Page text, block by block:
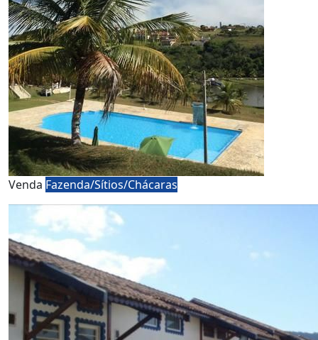
Venda Fazenda/Sítios/Chácaras